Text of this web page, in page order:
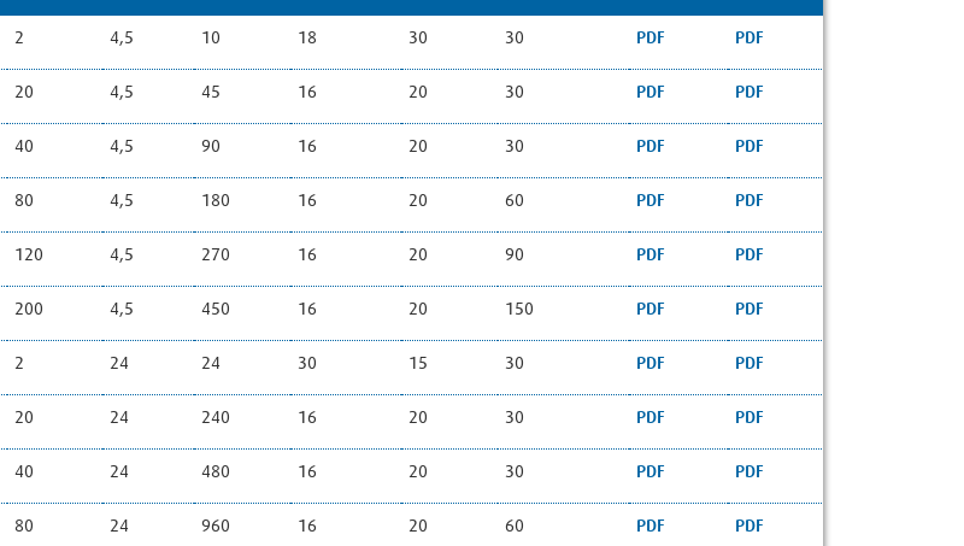
2 4,5 10 18 30 30 PDF PDF
20 4,5 45 16 20 30 PDF PDF
40 4,5 90 16 20 30 PDF PDF
80 4,5 180 16 20 60 PDF PDF
120 4,5 270 16 20 90 PDF PDF
200 4,5 450 16 20 150 PDF PDF
2 24 24 30 15 30 PDF PDF
20 24 240 16 20 30 PDF PDF
40 24 480 16 20 30 PDF PDF
80 24 960 16 20 60 PDF PDF